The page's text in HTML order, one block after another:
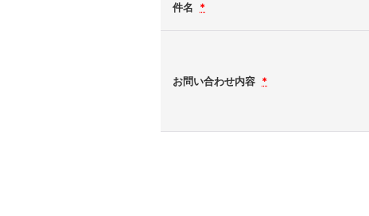
件名 *
お問い合わせ内容 *